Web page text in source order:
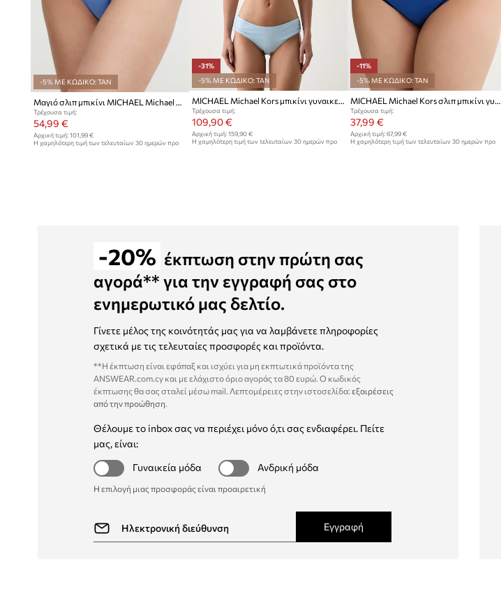
-5% ΜΕ ΚΩΔΙΚΟ: TAN
Μαγιό σλιπ μπικίνι MICHAEL Michael Kors BIKINI BOTTOM
Τρέχουσα τιμή:
54,99 €
Αρχική τιμή: 101,99 €
Η χαμηλότερη τιμή των τελευταίων 30 ημερών προ
-31%
-5% ΜΕ ΚΩΔΙΚΟ: TAN
MICHAEL Michael Kors μπικίνι γυναικείο
Τρέχουσα τιμή:
109,90 €
Αρχική τιμή:159,90 €
Η χαμηλότερη τιμή των τελευταίων 30 ημερών προ
-11%
-5% ΜΕ ΚΩΔΙΚΟ: TAN
MICHAEL Michael Kors σλιπ μπικίνι γυναικεία
Τρέχουσα τιμή:
37,99 €
Αρχική τιμή: 67,99 €
Η χαμηλότερη τιμή των τελευταίων 30 ημερών προ
-20% έκπτωση στην πρώτη σας
αγορά** για την εγγραφή σας στο
ενημερωτικό μας δελτίο.
Γίνετε μέλος της κοινότητάς μας για να λαμβάνετε πληροφορίες
σχετικά με τις τελευταίες προσφορές και προϊόντα.
**Η έκπτωση είναι εφάπαξ και ισχύει για μη εκπτωτικά προϊόντα της
ANSWEAR.com.cy και με ελάχιστο όριο αγοράς τα 80 ευρώ. Ο κωδικός
έκπτωσης θα σας σταλεί μέσω mail. Λεπτομέρειες στην ιστοσελίδα:εξαιρέσεις
από την προώθηση.
Θέλουμε το inbox σας να περιέχει μόνο ό,τι σας ενδιαφέρει. Πείτε
μας, είναι:
Γυναικεία μόδα
Ανδρική μόδα
Η επιλογή μιας προσφοράς είναι προαιρετική
Εγγραφή